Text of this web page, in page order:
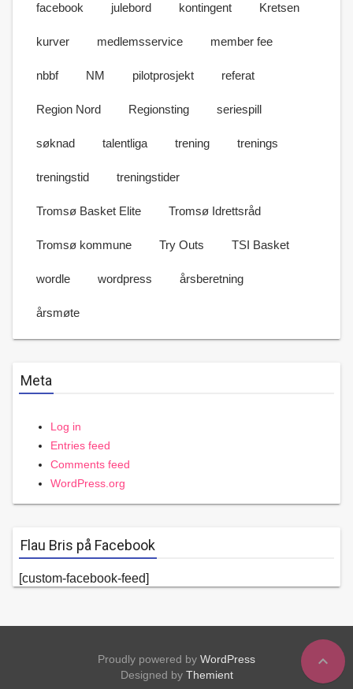
expand_less
facebook julebord kontingent Kretsen
kurver medlemsservice member fee
nbbf NM pilotprosjekt referat
Region Nord Regionsting seriespill
søknad talentliga trening trenings
treningstid treningstider
Tromsø Basket Elite Tromsø Idrettsråd
Tromsø kommune Try Outs TSI Basket
wordle wordpress årsberetning
årsmøte
Meta
Log in
Entries feed
Comments feed
WordPress.org
Flau Bris på Facebook
[custom-facebook-feed]
Proudly powered by WordPress
Designed by Themient